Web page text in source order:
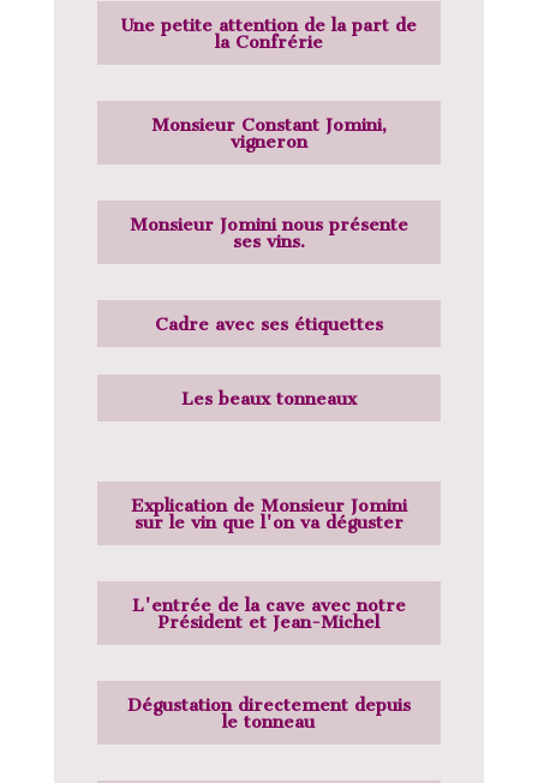
Une petite attention de la part de
la Confrérie
Monsieur Constant Jomini,
vigneron
Monsieur Jomini nous présente
ses vins.
Cadre avec ses étiquettes
Les beaux tonneaux
Explication de Monsieur Jomini
sur le vin que l'on va déguster
L'entrée de la cave avec notre
Président et Jean-Michel
Dégustation directement depuis
le tonneau